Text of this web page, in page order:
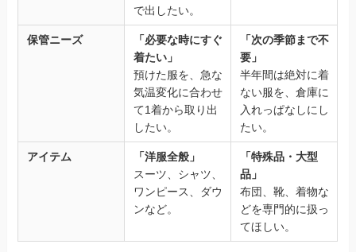
で出したい。
保管ニーズ
「必要な時にすぐ
着たい」
預けた服を、急な
気温変化に合わせ
て1着から取り出
したい。
「次の季節まで不
要」
半年間は絶対に着
ない服を、倉庫に
入れっぱなしにし
たい。
アイテム
「洋服全般」
スーツ、シャツ、
ワンピース、ダウ
ンなど。
「特殊品・大型
品」
布団、靴、着物な
どを専門的に扱っ
てほしい。